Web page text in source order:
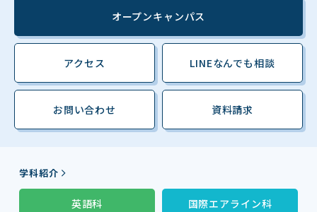
オープンキャンパス
アクセス LINEなんでも相談
お問い合わせ 資料請求
学科紹介
英語科
国際エアライン科